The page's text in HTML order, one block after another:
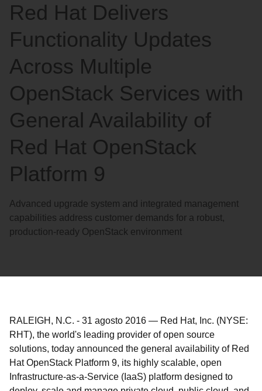
Red Hat Delivers
Functionality Updates
Across Multiple
OpenStack Services with
General Availability of
Red Hat OpenStack
Platform 9
Advanced upgrade system and integrated management
capabilities address customer demands for a robust,
production-ready OpenStack environment
RALEIGH, N.C. - 31 agosto 2016 — Red Hat, Inc. (NYSE:
RHT), the world's leading provider of open source
solutions, today announced the general availability of Red
Hat OpenStack Platform 9, its highly scalable, open
Infrastructure-as-a-Service (IaaS) platform designed to